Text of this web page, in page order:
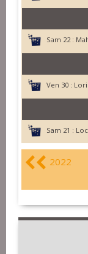
Sam 22 :
Ven 30 :
Sam 21 :
2022